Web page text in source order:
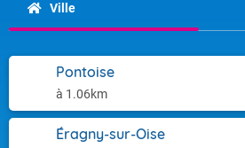
Ville
Pontoise
à 1.06km
Éragny-sur-Oise